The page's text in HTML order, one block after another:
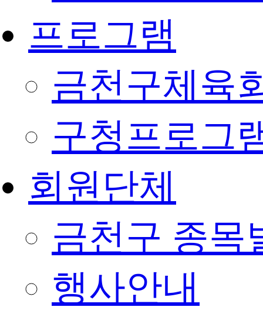
프로그램
금천구체육
구청프로그
회원단체
금천구 종목
행사안내